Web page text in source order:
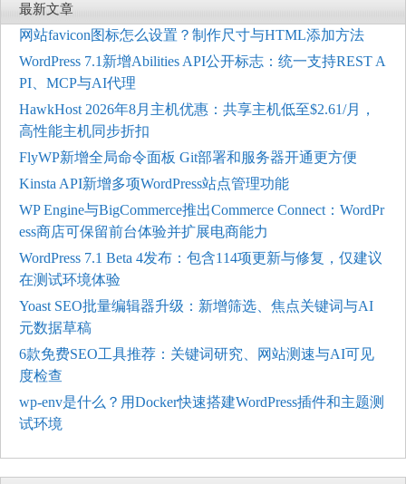
最新文章
网站favicon图标怎么设置？制作尺寸与HTML添加方法
WordPress 7.1新增Abilities API公开标志：统一支持REST A
PI、MCP与AI代理
HawkHost 2026年8月主机优惠：共享主机低至$2.61/月，
高性能主机同步折扣
FlyWP新增全局命令面板 Git部署和服务器开通更方便
Kinsta API新增多项WordPress站点管理功能
WP Engine与BigCommerce推出Commerce Connect：WordPr
ess商店可保留前台体验并扩展电商能力
WordPress 7.1 Beta 4发布：包含114项更新与修复，仅建议
在测试环境体验
Yoast SEO批量编辑器升级：新增筛选、焦点关键词与AI
元数据草稿
6款免费SEO工具推荐：关键词研究、网站测速与AI可见
度检查
wp-env是什么？用Docker快速搭建WordPress插件和主题测
试环境